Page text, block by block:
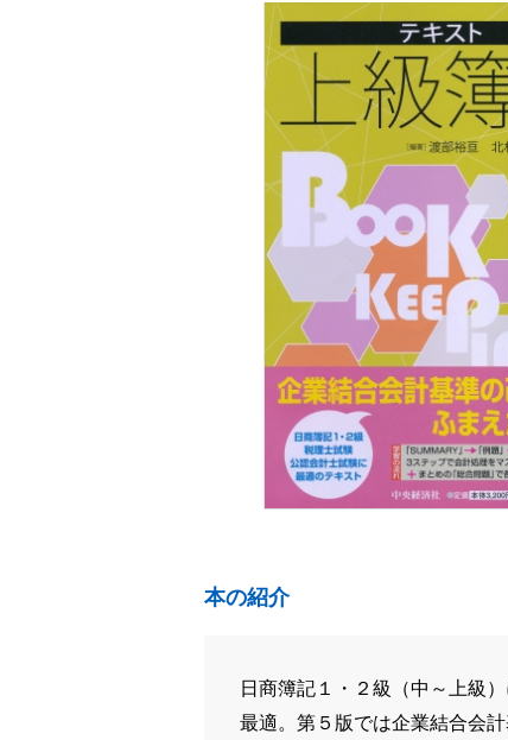
本の紹介
日商簿記１・２級（中～上級
最適。第５版では企業結合会計